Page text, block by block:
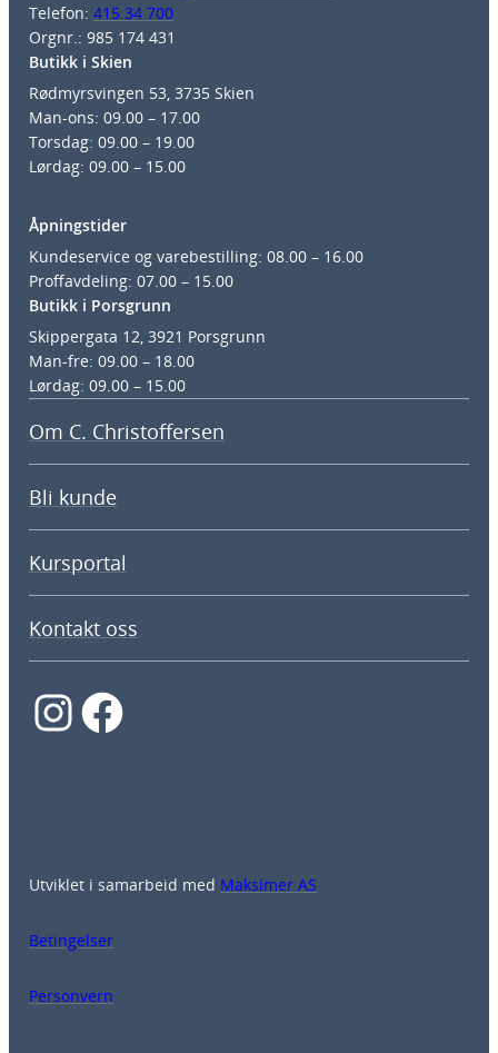
Telefon: 415 34 700
Orgnr.: 985 174 431
Butikk i Skien
Rødmyrsvingen 53, 3735 Skien
Man-ons: 09.00 – 17.00
Torsdag: 09.00 – 19.00
Lørdag: 09.00 – 15.00
Åpningstider
Kundeservice og varebestilling: 08.00 – 16.00
Proffavdeling: 07.00 – 15.00
Butikk i Porsgrunn
Skippergata 12, 3921 Porsgrunn
Man-fre: 09.00 – 18.00
Lørdag: 09.00 – 15.00
Om C. Christoffersen
Bli kunde
Kursportal
Kontakt oss
InstagramFacebook
Utviklet i samarbeid med Maksimer AS
Betingelser
Personvern